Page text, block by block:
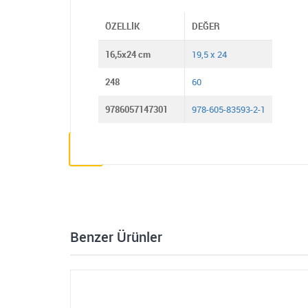
ÖZELLIK DEĞER
16,5x24 cm 19,5 x 24
248 60
9786057147301 978-605-83593-2-1
Benzer Ürünler